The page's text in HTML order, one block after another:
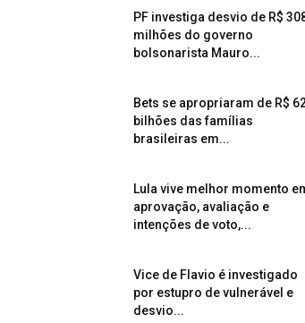
PF investiga desvio de R$
milhões do governo
bolsonarista Mauro...
Bets se apropriaram de R$
bilhões das famílias
brasileiras em...
Lula vive melhor momento
aprovação, avaliação e
intenções de voto,...
Vice de Flavio é investigado
por estupro de vulnerável e
desvio...